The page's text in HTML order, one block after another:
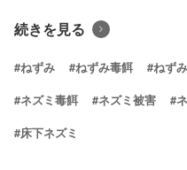
続きを見る
#ねずみ #ねずみ毒餌 #ねず
#ネズミ毒餌 #ネズミ被害 #
#床下ネズミ